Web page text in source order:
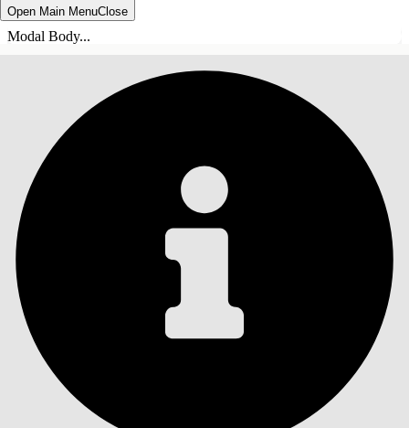
Open Main MenuClose
Modal Body...
INHOUDSOPGAVE
Zoeken